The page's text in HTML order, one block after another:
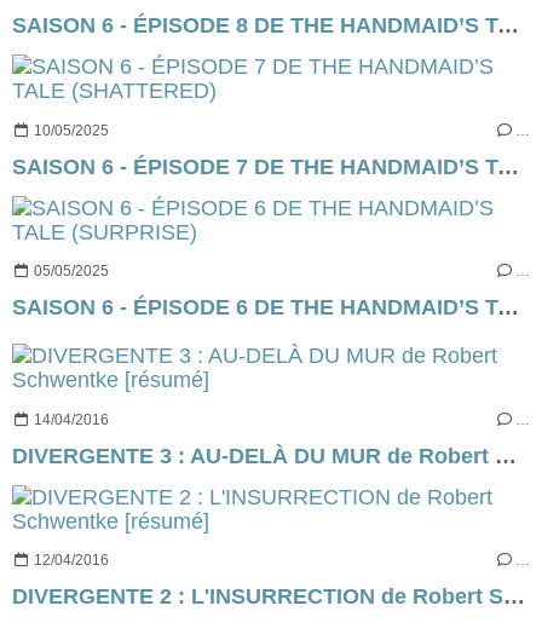
SAISON 6 - ÉPISODE 8 DE THE HANDMAID’S TALE (EXODUS)
10/05/2025 …
SAISON 6 - ÉPISODE 7 DE THE HANDMAID’S TALE (SHATTERED)
05/05/2025 …
SAISON 6 - ÉPISODE 6 DE THE HANDMAID’S TALE (SURPRISE)
14/04/2016
DIVERGENTE 3 : AU-DELÀ DU MUR de Robert Schwentke [résumé]
12/04/2016 …
DIVERGENTE 2 : L'INSURRECTION de Robert Schwentke [résumé]